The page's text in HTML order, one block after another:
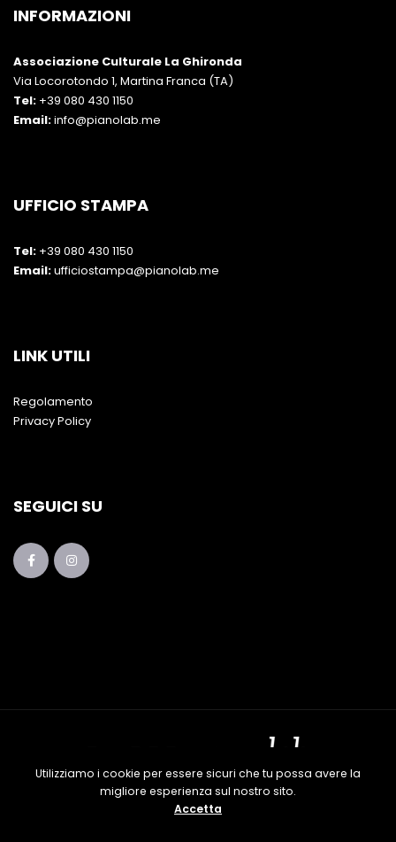
INFORMAZIONI
Associazione Culturale La Ghironda
Via Locorotondo 1, Martina Franca (TA)
Tel: +39 080 430 1150
Email:info@pianolab.me
UFFICIO STAMPA
Tel: +39 080 430 1150
Email:ufficiostampa@pianolab.me
LINK UTILI
Regolamento
Privacy Policy
SEGUICI SU
Piano Lab Festival 2017 – 2025 | Una produzione LA
Utilizziamo i cookie per essere sicuri che tu possa avere la
migliore esperienza sul nostro sito.
Accetta